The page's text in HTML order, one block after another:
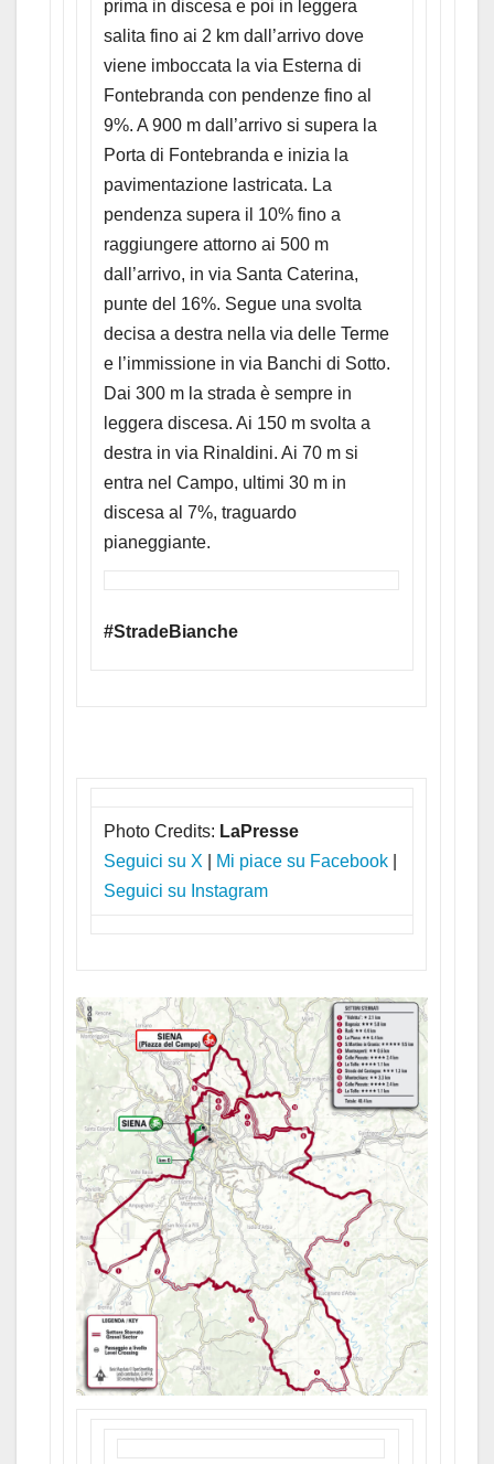
prima in discesa e poi in leggera
salita fino ai 2 km dall’arrivo dove
viene imboccata la via Esterna di
Fontebranda con pendenze fino al
9%. A 900 m dall’arrivo si supera la
Porta di Fontebranda e inizia la
pavimentazione lastricata. La
pendenza supera il 10% fino a
raggiungere attorno ai 500 m
dall’arrivo, in via Santa Caterina,
punte del 16%. Segue una svolta
decisa a destra nella via delle Terme
e l’immissione in via Banchi di Sotto.
Dai 300 m la strada è sempre in
leggera discesa. Ai 150 m svolta a
destra in via Rinaldini. Ai 70 m si
entra nel Campo, ultimi 30 m in
discesa al 7%, traguardo
pianeggiante.
#StradeBianche
Photo Credits: LaPresse
Seguici su X
Mi piace su Facebook|
Seguici su Instagram